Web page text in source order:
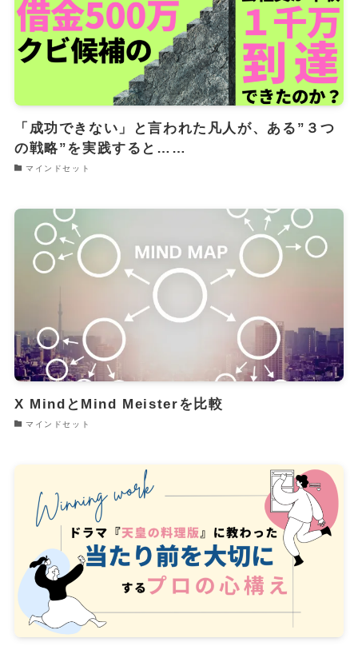
「成功できない」と言われた凡人が、ある”３つ
の戦略”を実践すると……
マインドセット
X MindとMind Meisterを比較
マインドセット